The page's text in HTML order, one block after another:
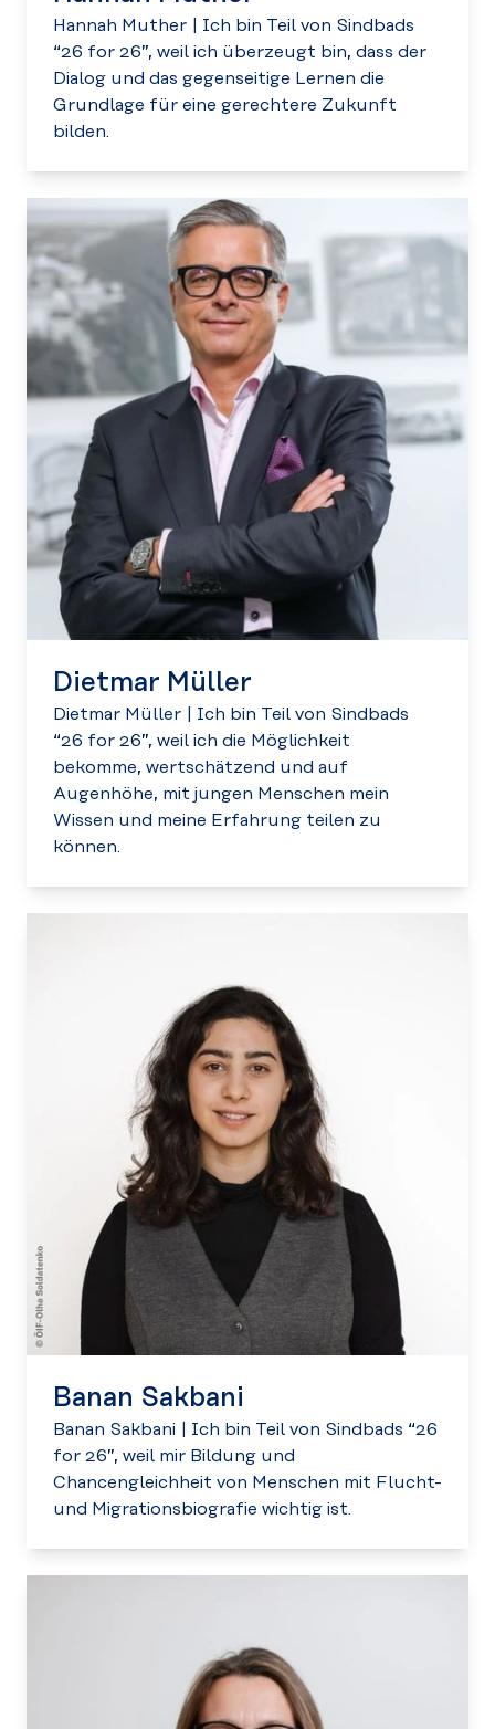
Hannah Muther
Ich bin Teil von Sindbads
“26 for 26”, weil ich überzeugt bin, dass der
Dialog und das gegenseitige Lernen die
Grundlage für eine gerechtere Zukunft
bilden.
Dietmar Müller
Dietmar Müller
Ich bin Teil von Sindbads
“26 for 26”, weil ich die Möglichkeit
bekomme, wertschätzend und auf
Augenhöhe, mit jungen Menschen mein
Wissen und meine Erfahrung teilen zu
können.
Banan Sakbani
Banan Sakbani
Ich bin Teil von Sindbads “26
for 26”, weil mir Bildung und
Chancengleichheit von Menschen mit Flucht-
und Migrationsbiografie wichtig ist.